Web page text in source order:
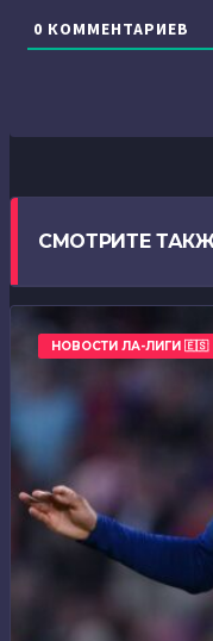
0 КОММЕНТАРИЕВ
СМОТРИТЕ
НОВОСТИ ЛА-ЛИГИ 🇪🇸